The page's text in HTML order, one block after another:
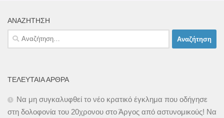
ΑΝΑΖΉΤΗΣΗ
Αναζήτηση
για:
ΤΕΛΕΥΤΑΊΑ ΆΡΘΡΑ
Να μη συγκαλυφθεί το νέο κρατικό έγκλημα που οδήγησε
στη δολοφονία του 20χρονου στο Άργος από αστυνομικούς! Να